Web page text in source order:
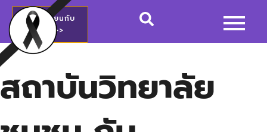
สมัครเรียนกับ
วชช.>>
สถาบันวิทยาลัย